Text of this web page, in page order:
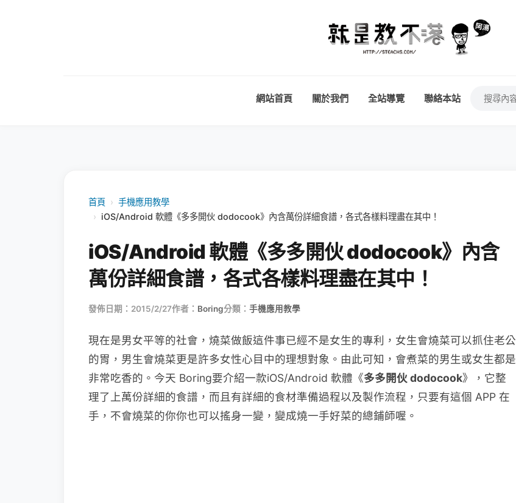
網站首頁 關於我們 全站導覽 聯絡本站
首頁 › 手機應用教學
› iOS/Android 軟體《多多開伙 dodocook》內含萬份詳細食譜，各式各樣料理盡在其中！
iOS/Android 軟體《多多開伙 dodocook》內含
萬份詳細食譜，各式各樣料理盡在其中！
發佈日期：2015/2/27作者： Boring分類： 手機應用教學
現在是男女平等的社會，燒菜做飯這件事已經不是女生的專利，女生會燒菜可以抓住老公
的胃，男生會燒菜更是許多女性心目中的理想對象。由此可知，會煮菜的男生或女生都是
非常吃香的。今天 Boring要介紹一款iOS/Android 軟體《多多開伙 dodocook》，它整
理了上萬份詳細的食譜，而且有詳細的食材準備過程以及製作流程，只要有這個 APP 在
手，不會燒菜的你你也可以搖身一變，變成燒一手好菜的總鋪師喔。